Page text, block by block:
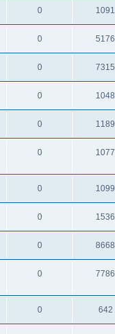
0 1091
0 5176
0 7315
0 1048
0 1189
0 1077
0 1099
0 1536
0 8668
0 7786
0 642